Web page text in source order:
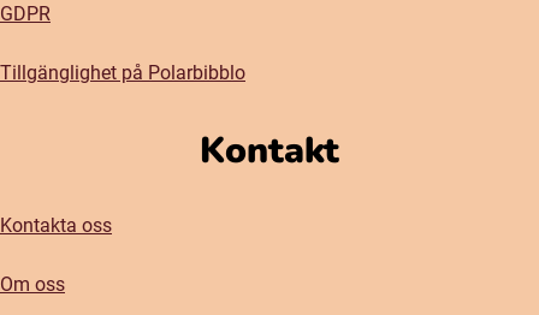
GDPR
Tillgänglighet på Polarbibblo
Kontakt
Kontakta oss
Om oss